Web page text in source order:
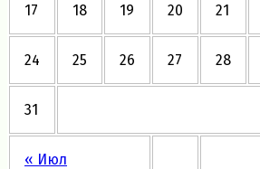
« Июл
17 18 19 20 21
24 25 26 27 28
31